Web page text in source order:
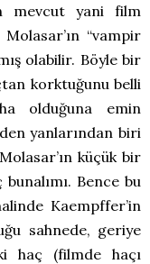
mevcut yani film
“vampir
olabilir. Böyle bir
korktuğunu belli
olduğuna emin
yanlarından biri
küçük bir
Bence bu
Kaempffer’in
sahnede, geriye
haç (filmde haçı